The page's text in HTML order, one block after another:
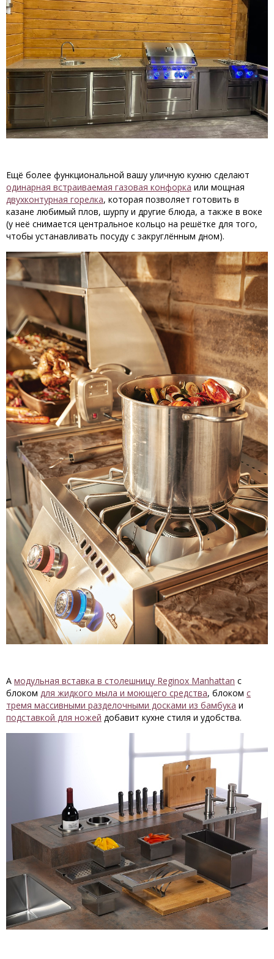
Ещё более функциональной вашу уличную кухню сделают
одинарная встраиваемая газовая конфорка или мощная
двухконтурная горелка, которая позволяет готовить в
казане любимый плов, шурпу и другие блюда, а также в воке
(у неё снимается центральное кольцо на решётке для того,
чтобы устанавливать посуду с закруглённым дном).
А модульная вставка в столешницу Reginox Manhattan с
блоком для жидкого мыла и моющего средства, блоком с
тремя массивными разделочными досками из бамбука и
подставкой для ножей добавит кухне стиля и удобства.